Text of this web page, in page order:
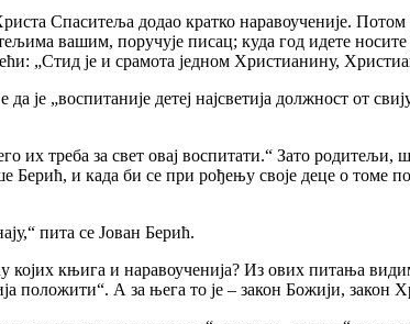
Спаситеља додао кратко наравоученије.
вашим, поручује писац; куда год идете
„Стид је и срамота једном Христианину,
је „воспитаније детеј најсветија должност от
их треба за свет овај воспитати.“ Зато
и када би се при рођењу своје деце о томе
пита се Јован Берић.
којих књига и наравоученија? Из ових питања
положити“. А за њега то је – закон Божији, закон